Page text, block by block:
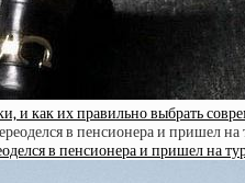
и как их правильно выбрать
в пенсионера и пришел на